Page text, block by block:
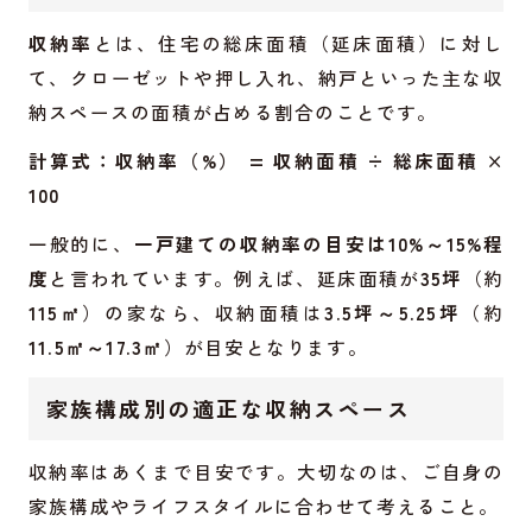
収納率 とは、住宅の総床面積（延床面積）に対し
て、クローゼットや押し入れ、納戸といった主な収
納スペースの面積が占める割合のことです。
計算式：収納率（%） = 収納面積 ÷ 総床面積 ×
100
一般的に、 一戸建ての収納率の目安は10%～15%程
度 と言われています。例えば、延床面積が35坪
（約
115㎡ ）の家なら、収納面積は3.5坪～5.25坪
（約
11.5㎡～17.3㎡ ）が目安となります。
家族構成別の適正な収納スペース
収納率はあくまで目安です。大切なのは、ご自身の
家族構成やライフスタイルに合わせて考えること。